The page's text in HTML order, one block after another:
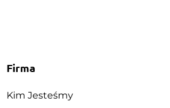
Firma
Kim Jesteśmy